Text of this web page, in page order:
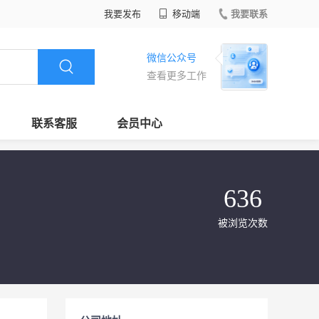
我要发布 移动端 我要联系
微信公众号
查看更多工作
联系客服 会员中心
636
被浏览次数